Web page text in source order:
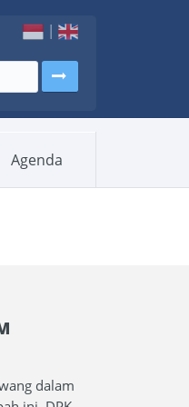
|
Agenda
dalam